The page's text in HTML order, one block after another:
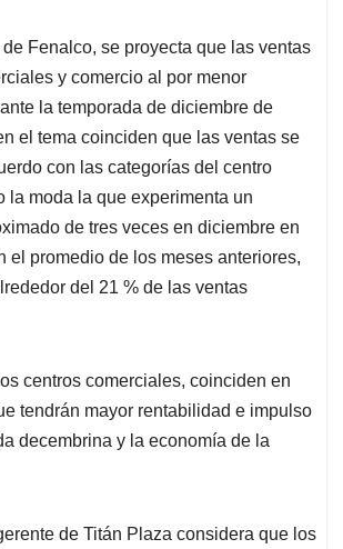
Fenalco, se proyecta que las ventas
y comercio al por menor
la temporada de diciembre de
el tema coinciden que las ventas se
con las categorías del centro
la moda la que experimenta un
de tres veces en diciembre en
el promedio de los meses anteriores,
del 21 % de las ventas
centros comerciales, coinciden en
tendrán mayor rentabilidad e impulso
decembrina y la economía de la
de Titán Plaza considera que los